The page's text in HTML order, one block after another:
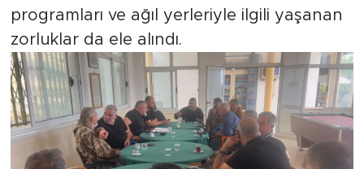
programları ve ağıl yerleriyle ilgili yaşanan
zorluklar da ele alındı.